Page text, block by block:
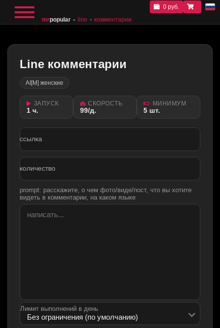
mrpopular line комментарии
0 руб.
Line комментарии
AI[M] женские
ЗАПУСК
1 ч.
СКОРОСТЬ
99/д.
МИНИМУМ
5 шт.
ссылка
количество
prompt: расскажите, о чем фото/виде/пост, что вы хотите
видеть в комментарии, на каком языке
Лимит выполнений в день